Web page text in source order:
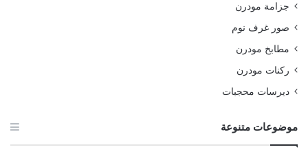
جزامة مودرن
صور غرف نوم
مطابخ مودرن
ركنات مودرن
ديرسات محجبات
موضوعات متنوعة